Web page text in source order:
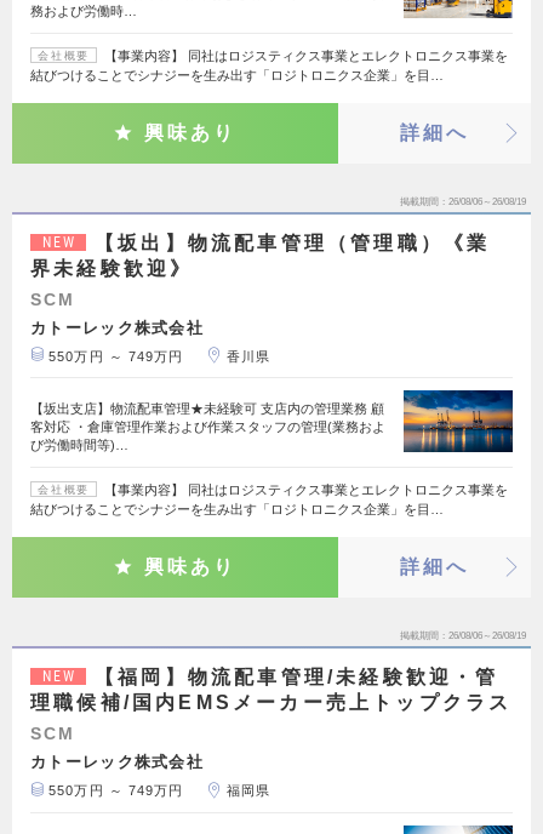
務および労働時…
会社概要
【事業内容】 同社はロジスティクス事業とエレクトロニクス事業を
結びつけることでシナジーを生み出す「ロジトロニクス企業」を目…
興味あり 詳細へ
掲載期間 26/08/06～26/08/19
NEW
【坂出】物流配車管理（管理職）《業
界未経験歓迎》
SCM
カトーレック株式会社
550万円 ～ 749万円 香川県
【坂出支店】物流配車管理★未経験可 支店内の管理業務 顧
客対応 ・倉庫管理作業および作業スタッフの管理(業務およ
び労働時間等)…
会社概要
【事業内容】 同社はロジスティクス事業とエレクトロニクス事業を
結びつけることでシナジーを生み出す「ロジトロニクス企業」を目…
興味あり 詳細へ
掲載期間 26/08/06～26/08/19
NEW
【福岡】物流配車管理/未経験歓迎・管
理職候補/国内EMSメーカー売上トップクラス
SCM
カトーレック株式会社
550万円 ～ 749万円 福岡県